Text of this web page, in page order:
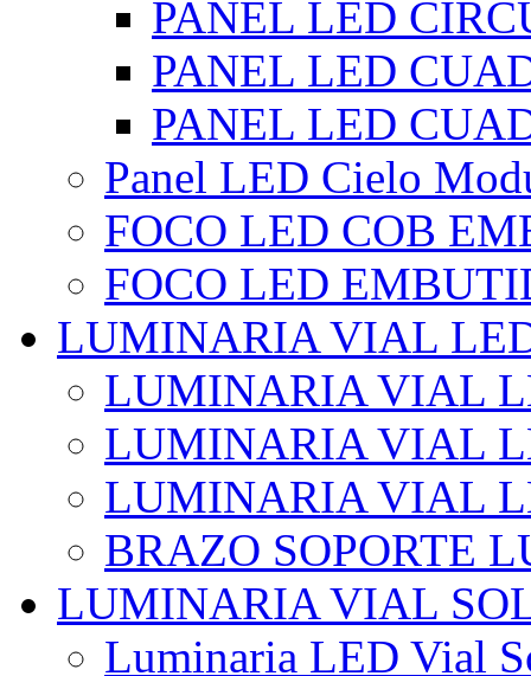
PANEL LED
PANEL LED
PANEL LED
Panel LED Cielo
FOCO LED COB
FOCO LED
LUMINARIA VIAL
LUMINARIA VIAL
LUMINARIA VIAL
LUMINARIA VIAL
BRAZO SOPORTE
LUMINARIA VIAL
Luminaria LED Vial